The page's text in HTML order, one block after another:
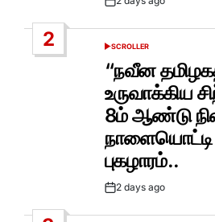
Post
2
POSTED
SCROLLER
“நவீன
உருவாக்கிய
8ம் ஆண்டு
நாளையொட்டி
புகழாரம்..
Post2 days ago